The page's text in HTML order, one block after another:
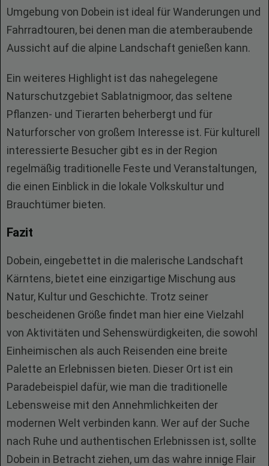
Umgebung von Dobein ist ideal für Wanderungen und
Fahrradtouren, bei denen man die atemberaubende
Aussicht auf die alpine Landschaft genießen kann.
Ein weiteres Highlight ist das nahegelegene
Naturschutzgebiet Sablatnigmoor, das seltene
Pflanzen- und Tierarten beherbergt und für
Naturforscher von großem Interesse ist. Für kulturell
interessierte Besucher gibt es in der Region
regelmäßig traditionelle Feste und Veranstaltungen,
die einen Einblick in die lokale Volkskultur und
Brauchtümer bieten.
Fazit
Dobein, eingebettet in die malerische Landschaft
Kärntens, bietet eine einzigartige Mischung aus
Natur, Kultur und Geschichte. Trotz seiner
bescheidenen Größe findet man hier eine Vielzahl
von Aktivitäten und Sehenswürdigkeiten, die sowohl
Einheimischen als auch Reisenden eine breite
Palette an Erlebnissen bieten. Dieser Ort ist ein
Paradebeispiel dafür, wie man die traditionelle
Lebensweise mit den Annehmlichkeiten der
modernen Welt verbinden kann. Wer auf der Suche
nach Ruhe und authentischen Erlebnissen ist, sollte
Dobein in Betracht ziehen, um das wahre innige Flair